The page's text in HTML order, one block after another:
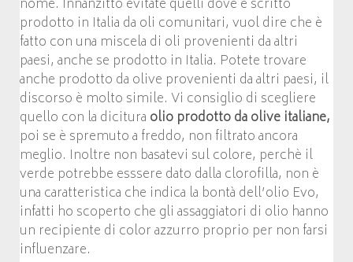
nome. Innanzitto evitate quelli dove è scritto
prodotto in Italia da oli comunitari, vuol dire che è
fatto con una miscela di oli provenienti da altri
paesi, anche se prodotto in Italia. Potete trovare
anche prodotto da olive provenienti da altri paesi, il
discorso è molto simile. Vi consiglio di scegliere
quello con la dicitura olio prodotto da olive italiane,
poi se è spremuto a freddo, non filtrato ancora
meglio. Inoltre non basatevi sul colore, perchè il
verde potrebbe esssere dato dalla clorofilla, non è
una caratteristica che indica la bontà dell’olio Evo,
infatti ho scoperto che gli assaggiatori di olio hanno
un recipiente di color azzurro proprio per non farsi
influenzare.